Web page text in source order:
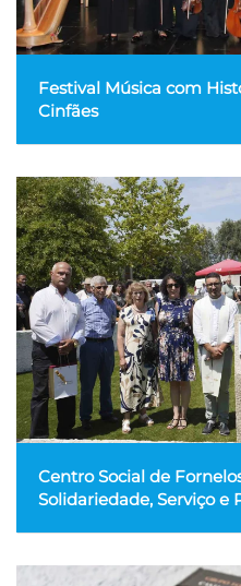
Festival Música com
Cinfães
Centro Social de
Solidariedade, Serviço e